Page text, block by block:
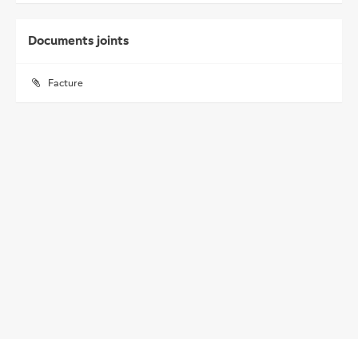
Documents joints
Facture